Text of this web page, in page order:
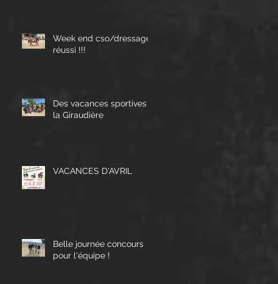
Week end cso/dressage
réussi !!!
Des vacances sportives à
la Giraudière
VACANCES D'AVRIL
Belle journée concours
pour l'équipe !